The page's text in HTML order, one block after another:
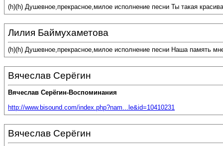
(h)(h) Душевное,прекрасное,милое исполнение песни Ты такая
Лилия Баймухаметова
(h)(h) Душевное,прекрасное,милое исполнение песни Наша память
Вячеслав Серёгин
Вячеслав Серёгин-Воспоминания
http://www.bisound.com/index.php?nam...le&id=10410231
Вячеслав Серёгин